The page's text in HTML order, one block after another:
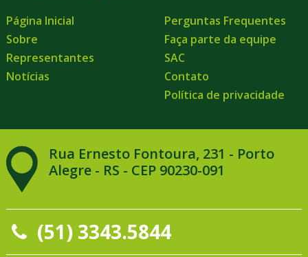
Página Inicial
Sobre
Representantes
Notícias
Perguntas Frequentes
Faça parte da equipe
SAC
Contato
Política de privacidade
Rua Ernesto Fontoura, 231 - Porto
Alegre - RS - CEP 90230-091
(51) 3343.5844